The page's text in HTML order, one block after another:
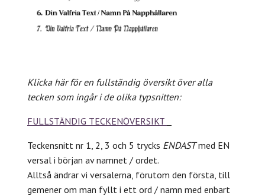
Klicka här för en fullständig översikt över alla
tecken som ingår i de olika typsnitten:
FULLSTÄNDIG TECKENÖVERSIKT
Teckensnitt nr 1, 2, 3 och 5 trycks ENDASTmed EN
versal i början av namnet / ordet.
Alltså ändrar vi versalerna, förutom den första, till
gemener om man fyllt i ett ord / namn med enbart